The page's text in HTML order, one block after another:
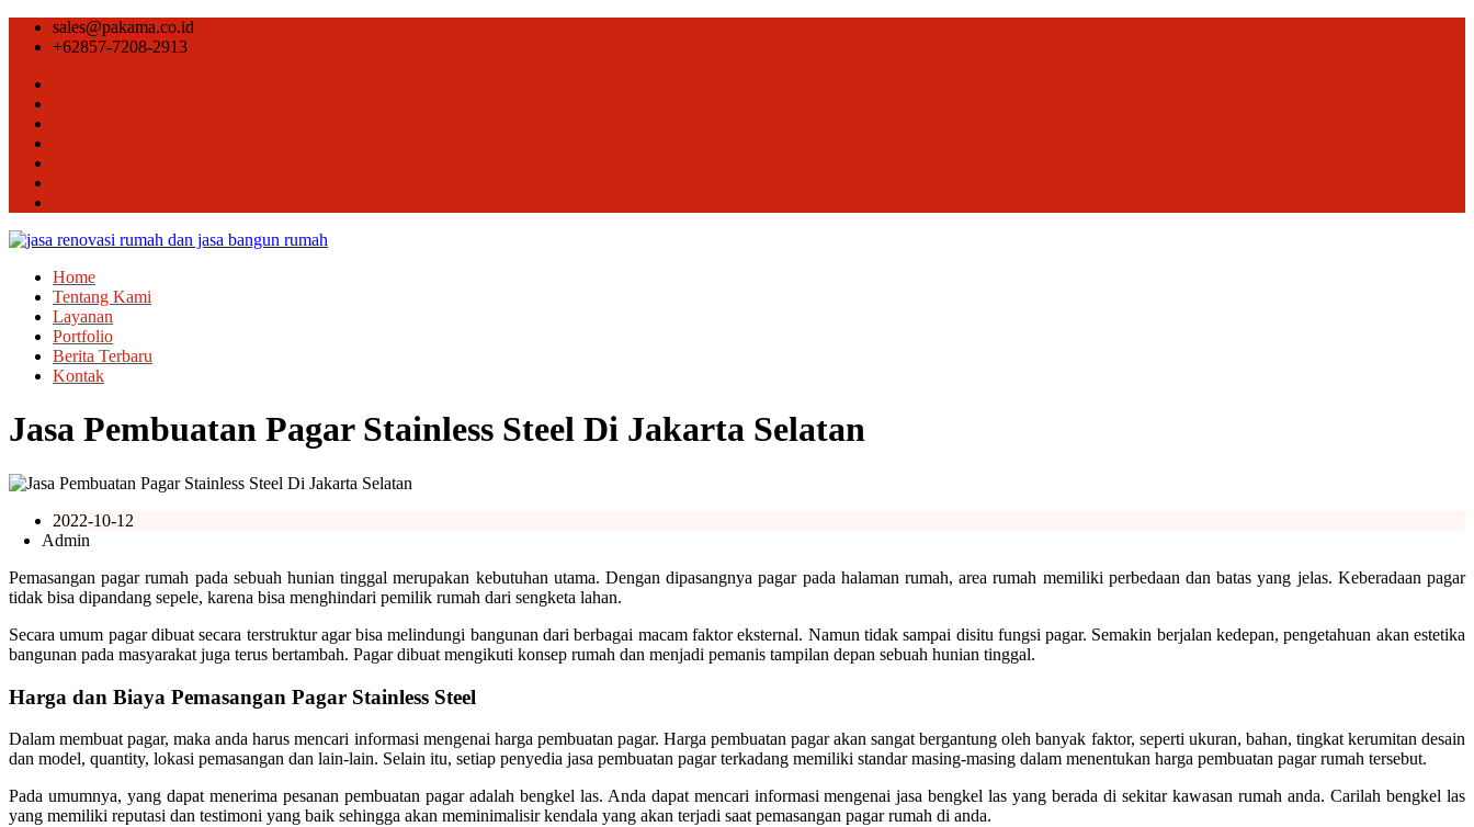
sales@pakama.co.id
+62857-7208-2913
Home
Tentang Kami
Layanan
Portfolio
Berita Terbaru
Kontak
Jasa Pembuatan Pagar Stainless Steel Di Jakarta Selatan
2022-10-12
Admin
Pemasangan pagar rumah pada sebuah hunian tinggal merupakan kebutuhan utama. Dengan dipasangnya pagar pada halaman rumah, area rumah memiliki perbedaan dan batas yang jelas. Keberadaan pagar
tidak bisa dipandang sepele, karena bisa menghindari pemilik rumah dari sengketa lahan.
Secara umum pagar dibuat secara terstruktur agar bisa melindungi bangunan dari berbagai macam faktor eksternal. Namun tidak sampai disitu fungsi pagar. Semakin berjalan kedepan, pengetahuan akan estetika
bangunan pada masyarakat juga terus bertambah. Pagar dibuat mengikuti konsep rumah dan menjadi pemanis tampilan depan sebuah hunian tinggal.
Harga dan Biaya Pemasangan Pagar Stainless Steel
Dalam membuat pagar, maka anda harus mencari informasi mengenai harga pembuatan pagar. Harga pembuatan pagar akan sangat bergantung oleh banyak faktor, seperti ukuran, bahan, tingkat kerumitan desain
dan model, quantity, lokasi pemasangan dan lain-lain. Selain itu, setiap penyedia jasa pembuatan pagar terkadang memiliki standar masing-masing dalam menentukan harga pembuatan pagar rumah tersebut.
Pada umumnya, yang dapat menerima pesanan pembuatan pagar adalah bengkel las. Anda dapat mencari informasi mengenai jasa bengkel las yang berada di sekitar kawasan rumah anda. Carilah bengkel las
yang memiliki reputasi dan testimoni yang baik sehingga akan meminimalisir kendala yang akan terjadi saat pemasangan pagar rumah di anda.